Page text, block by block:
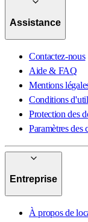
Assistance
Contactez-nous
Aide & FAQ
Mentions
Conditions
Protection des
Paramètres des
Entreprise
À propos de